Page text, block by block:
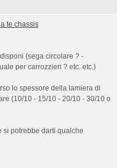
te chassis
(sega circolare ? -
per carrozzieri ? etc. etc.)
lo spessore della lamiera di
(10/10 - 15/10 - 20/10 - 30/10 o
si potrebbe darti qualche